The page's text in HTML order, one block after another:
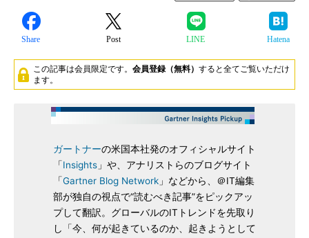
Share Post LINE Hatena
この記事は会員限定です。 会員登録（無料） すると全てご覧いただけ
ます。
ガートナーの米国本社発のオフィシャルサイト
「Insights」や、アナリストらのブログサイト
「Gartner Blog Network」などから、＠IT編集
部が独自の視点で“読むべき記事”をピックアッ
プして翻訳。グローバルのITトレンドを先取り
し「今、何が起きているのか、起きようとして